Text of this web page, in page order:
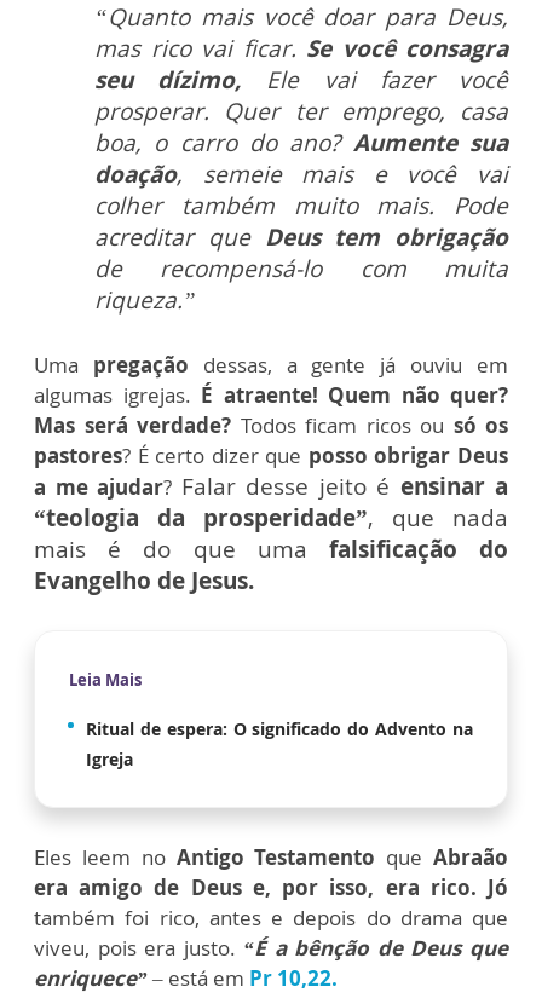
“Quanto mais você doar para Deus,
mas rico vai ficar. Se você consagra
seu dízimo, Ele vai fazer você
prosperar. Quer ter emprego, casa
boa, o carro do ano? Aumente sua
doação, semeie mais e você vai
colher também muito mais. Pode
acreditar que Deus tem obrigação
de recompensá-lo com muita
riqueza.”
Uma pregação dessas, a gente já ouviu em
algumas igrejas. É atraente! Quem não quer?
Mas será verdade? Todos ficam ricos ou só os
pastores? É certo dizer que posso obrigar Deus
a me ajudar? Falar desse jeito é ensinar a
“teologia da prosperidade”, que nada
mais é do que uma falsificação do
Evangelho de Jesus.
Leia Mais
Ritual de espera: O significado do Advento na
Igreja
Eles leem no Antigo Testamento queAbraão
era amigo de Deus e, por isso, era rico. Jó
também foi rico, antes e depois do drama que
viveu, pois era justo. “É a bênção de Deus que
enriquece”– está em Pr 10,22.